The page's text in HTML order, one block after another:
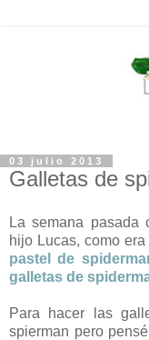
03 julio 2013
Galletas de
La semana pasada
hijo Lucas, como
pastel de
galletas de
Para hacer las
spierman pero